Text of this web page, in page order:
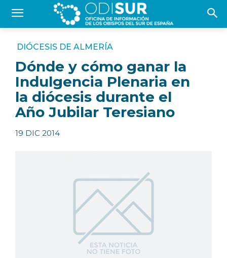
DIÓCESIS DE ALMERÍA
Dónde y cómo ganar la
Indulgencia Plenaria en
la diócesis durante el
Año Jubilar Teresiano
19 DIC 2014